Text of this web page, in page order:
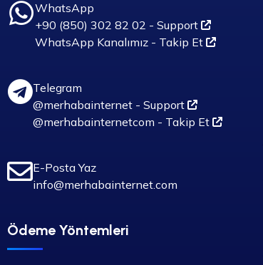
WhatsApp
+90 (850) 302 82 02 - Support
WhatsApp Kanalımız - Takip Et
Telegram
@merhabainternet - Support
@merhabainternetcom - Takip Et
E-Posta Yaz
info@merhabainternet.com
Ödeme Yöntemleri